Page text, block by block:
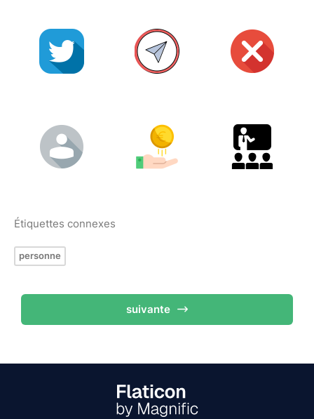
Étiquettes connexes
personne
suivante